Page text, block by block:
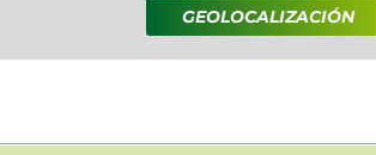
GEOLOCALIZACIÓN